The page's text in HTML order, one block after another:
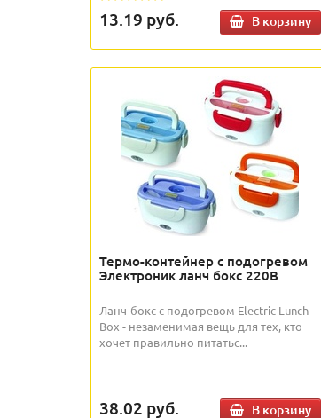
13.19 руб. В корзину
Термо-контейнер с подогревом
Электроник ланч бокс 220В
Ланч-бокс с подогревом Electric Lunch
Box - незаменимая вещь для тех, кто
хочет правильно питатьс...
38.02 руб. В корзину